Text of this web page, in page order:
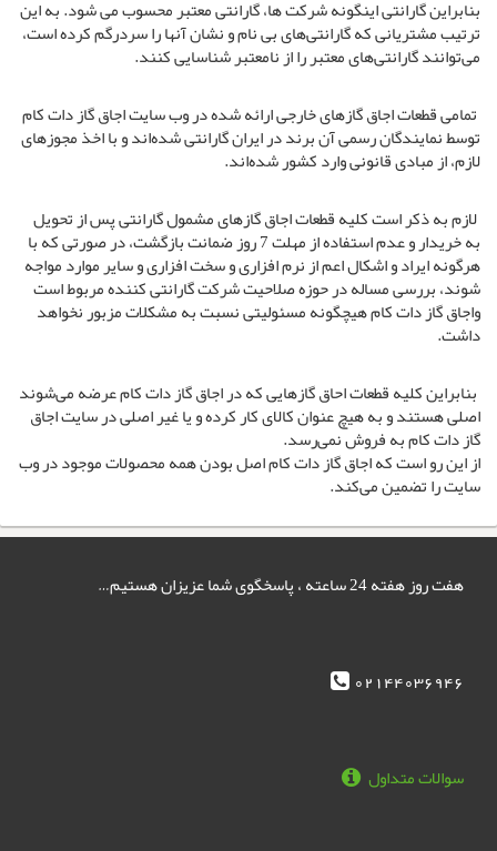
بنابراین گارانتی اینگونه شرکت ها، گارانتی معتبر محسوب می شود. به این
ترتیب مشتریانی که گارانتی‌های بی نام و نشان آنها را سردرگم کرده است،
می‌توانند گارانتی‌های معتبر را از نامعتبر شناسایی کنند.
تمامی قطعات اجاق گازهای خارجی ارائه شده در وب سایت اجاق گاز دات کام
توسط نمایندگان رسمی آن برند در ایران گارانتی شده‌اند و با اخذ مجوزهای
لازم، از مبادی قانونی وارد کشور شده‌اند.
لازم به ذکر است کلیه قطعات اجاق گازهای مشمول گارانتی پس از تحویل
به خریدار و عدم استفاده از مهلت 7 روز ضمانت بازگشت، در صورتی که با
هرگونه ایراد و اشکال اعم از نرم افزاری و سخت افزاری و سایر موارد مواجه
شوند، بررسی مساله در حوزه صلاحیت شرکت گارانتی کننده مربوط است
واجاق گاز دات کام هیچگونه مسئولیتی نسبت به مشکلات مزبور نخواهد
داشت.
بنابراین کلیه قطعات احاق گازهایی که در اجاق گاز دات کام عرضه می‌شوند
اصلی هستند و به هیچ عنوان کالای کار کرده و یا غیر اصلی در سایت اجاق
گاز دات کام به فروش نمی‌رسد.
از این رو است که اجاق گاز دات کام اصل بودن همه محصولات موجود در وب
سایت را تضمین می‌کند.
هفت روز هفته 24 ساعته ، پاسخگوی شما عزیزان هستیم…
02144036946
سوالات متداول